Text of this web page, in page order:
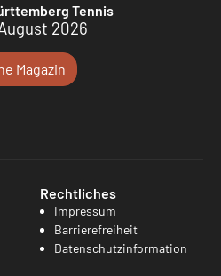
Tennis
2026
Magazin
Rechtliches
Impressum
Barrierefreiheit
Datenschutzinformation